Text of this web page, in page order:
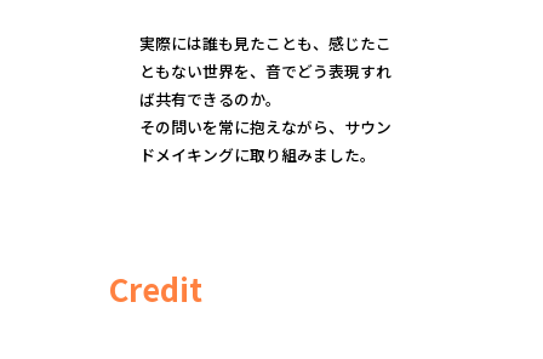
実際には誰も見たことも、感じたこ
ともない世界を、音でどう表現すれ
ば共有できるのか。
その問いを常に抱えながら、サウン
ドメイキングに取り組みました。
Credit